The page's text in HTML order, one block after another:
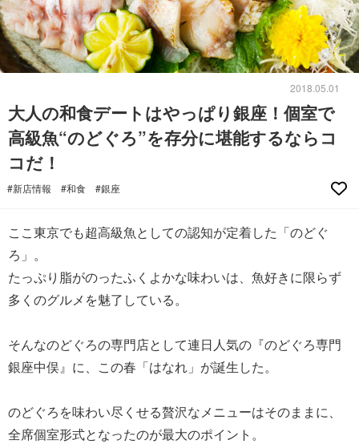
2018.05.01
大人の和食デートはやっぱり銀座！個室で
高級魚“のどぐろ”を存分に堪能するならコ
コだ！
#新店情報 #和食 #銀座
ここ東京でも超高級魚としての認知が定着した「のどぐ
ろ」。
たっぷり脂がのったふくよかな味わいは、魚好きに限らず
多くのグルメを魅了している。
そんなのどぐろの専門店として連日人気の『のどぐろ専門
銀座中俣』に、この春「はなれ」が誕生した。
のどぐろを味わい尽くせる贅沢なメニューはそのままに、
全席個室形式となったのが最大のポイント。